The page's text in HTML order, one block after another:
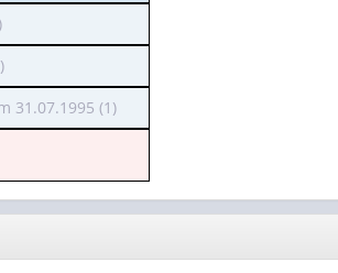
31.07.1995 (1)